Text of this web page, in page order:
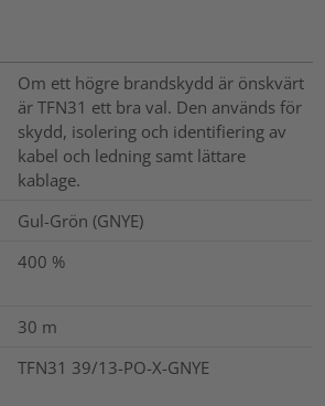
Om ett högre brandskydd är önskvärt
är TFN31 ett bra val. Den används för
skydd, isolering och identifiering av
kabel och ledning samt lättare
kablage.
Gul-Grön (GNYE)
400 %
30 m
TFN31 39/13-PO-X-GNYE